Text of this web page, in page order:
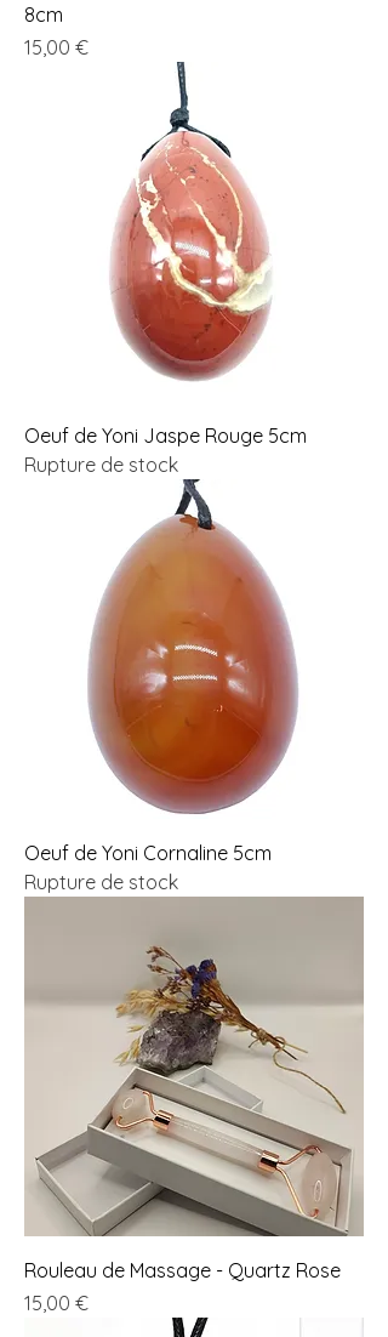
8cm
Prix
15,00 €
Oeuf de Yoni Jaspe Rouge 5cm
Rupture de stock
Oeuf de Yoni Cornaline 5cm
Rupture de stock
Rouleau de Massage - Quartz Rose
Prix
15,00 €